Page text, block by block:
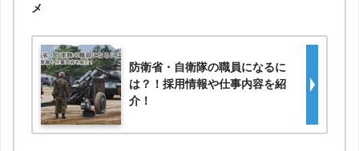
メ
防衛省・自衛隊の職員になるに
は？！採用情報や仕事内容を紹
介！